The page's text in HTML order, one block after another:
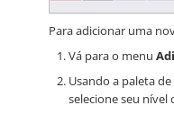
Para adicionar uma
Vá para o menu
Usando a paleta
selecione seu nível